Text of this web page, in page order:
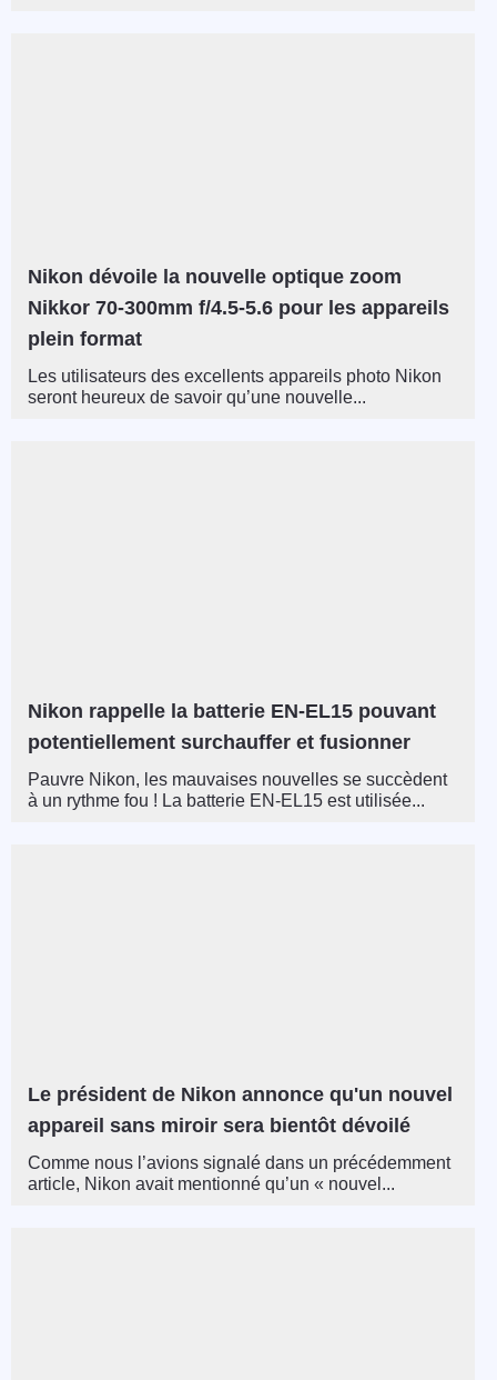
Nikon dévoile la nouvelle optique zoom
Nikkor 70-300mm f/4.5-5.6 pour les appareils
plein format
Les utilisateurs des excellents appareils photo Nikon
seront heureux de savoir qu’une nouvelle...
Nikon rappelle la batterie EN-EL15 pouvant
potentiellement surchauffer et fusionner
Pauvre Nikon, les mauvaises nouvelles se succèdent
à un rythme fou ! La batterie EN-EL15 est utilisée...
Le président de Nikon annonce qu'un nouvel
appareil sans miroir sera bientôt dévoilé
Comme nous l’avions signalé dans un précédemment
article, Nikon avait mentionné qu’un « nouvel...